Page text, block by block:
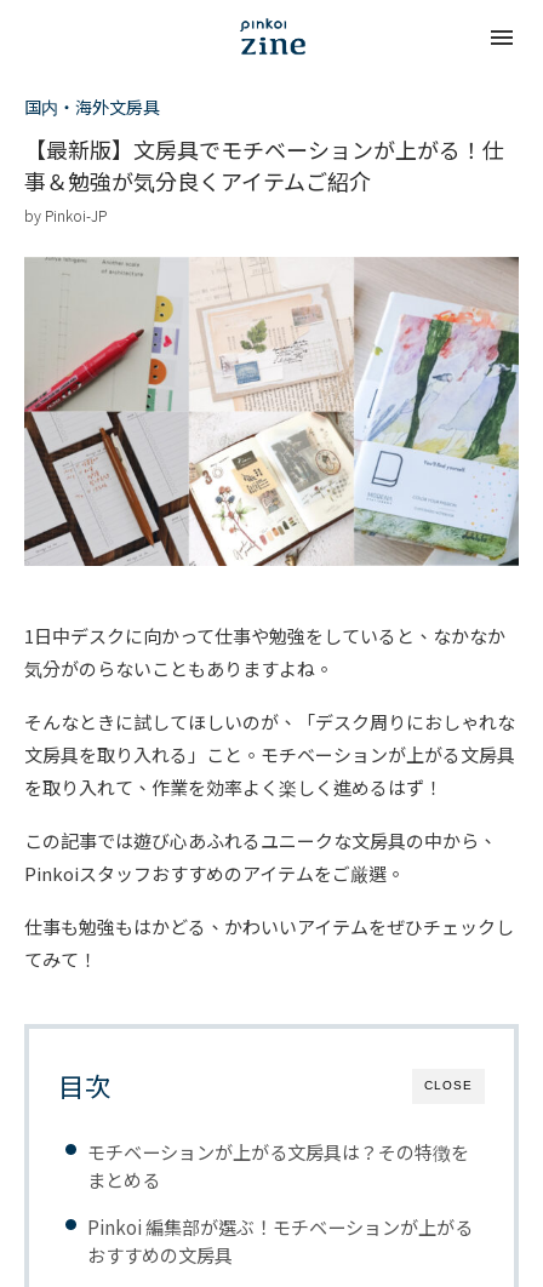
国内・海外文房具
【最新版】文房具でモチベーションが上がる！仕
事＆勉強が気分良くアイテムご紹介
by Pinkoi-JP
1日中デスクに向かって仕事や勉強をしていると、なかなか
気分がのらないこともありますよね。
そんなときに試してほしいのが、「デスク周りにおしゃれな
文房具を取り入れる」こと。モチベーションが上がる文房具
を取り入れて、作業を効率よく楽しく進めるはず！
この記事では遊び心あふれるユニークな文房具の中から、
Pinkoiスタッフおすすめのアイテムをご厳選。
仕事も勉強もはかどる、かわいいアイテムをぜひチェックし
てみて！
CLOSE
目次
モチベーションが上がる文房具は？その特徴を
まとめる
Pinkoi 編集部が選ぶ！モチベーションが上がる
おすすめの文房具